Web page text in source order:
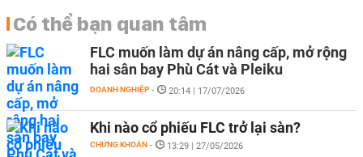
Có thể bạn quan tâm
FLC muốn làm dự án nâng cấp, mở rộng
hai sân bay Phù Cát và Pleiku
DOANH NGHIỆP - 20:14 | 17/07/2026
Khi nào cổ phiếu FLC trở lại sàn?
CHỨNG KHOÁN - 13:29 | 27/05/2026